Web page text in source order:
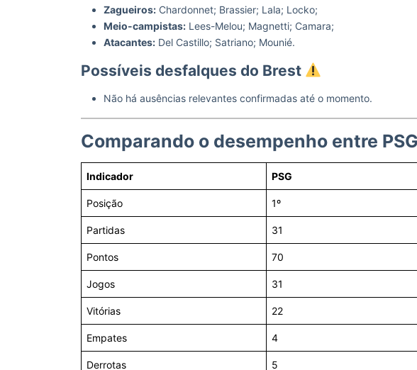
Zagueiros: Chardonnet; Brassier; Lala; Locko;
Meio-campistas: Lees-Melou; Magnetti; Camara;
Atacantes: Del Castillo; Satriano; Mounié.
Possíveis desfalques do Brest
Não há ausências relevantes confirmadas até o momento.
Comparando o desempenho entre
Indicador PSG
Posição 1º
Partidas 31
Pontos 70
Jogos 31
Vitórias 22
Empates 4
Derrotas 5